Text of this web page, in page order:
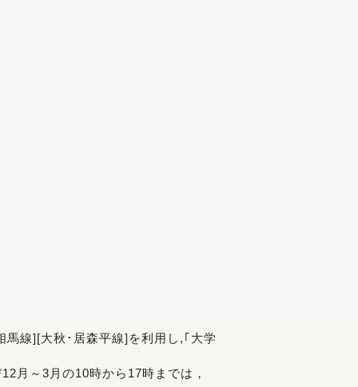
線][大秋･居森平線]を利用し,｢大学
月～3月の10時から17時までは，